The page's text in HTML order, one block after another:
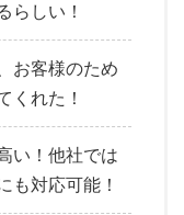
らしい！
お客様のため
くれた！
い！他社では
も対応可能！